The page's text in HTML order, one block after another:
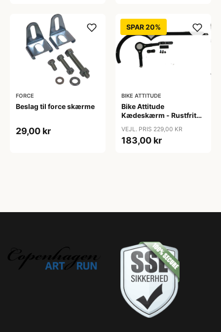
FORCE
Beslag til force skærme
29,00 kr
SPAR 20%
BIKE ATTITUDE
Bike Attitude
Kædeskærm - Rustfrit
VEJL. PRIS 229,00 KR
183,00 kr